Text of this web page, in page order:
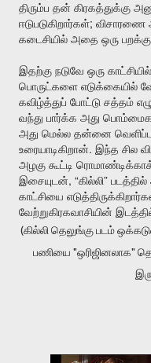
திரும்ப தன் கிரகத்துக்கு
ஈடுபடுகிறார்கள்; விசாரணை
கடைசியில் அதை ஒரு
இதற்கு நடுவே ஒரு காட்சியில்
பொருட்களை எடுக்கையில்
கவிழ்த்துப் போட்டு சத்தம்
வந்து பார்க்க அது
அது மெல்ல தன்னை
உரையாடிகிறான். இந்த சில
அழகு கூட்டி
இசையுடன், “கில்லி” படத்தில்
காட்சியை
வேற்றுகிரகவாசியின்
(கில்லி தெலுங்கு படம் ஒக்கடுவின் ரீமேக் என்பதால் மேலே சொல்லியுள்ள
பணியை "ஒரிஜினலாக"